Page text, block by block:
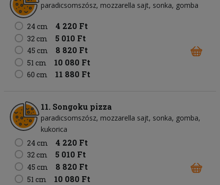
paradicsomszósz mozzarella sajt sonka gomba
24 cm 4 220 Ft
32 cm 5 010 Ft
45 cm 8 820 Ft
51 cm 10 080 Ft
60 cm 11 880 Ft
11. Songoku pizza
paradicsomszósz mozzarella sajt sonka gomba
kukorica
24 cm
4 220 Ft
32 cm 5 010 Ft
45 cm 8 820 Ft
51 cm 10 080 Ft